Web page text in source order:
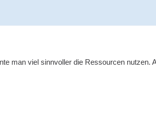
man viel sinnvoller die Ressourcen nutzen.